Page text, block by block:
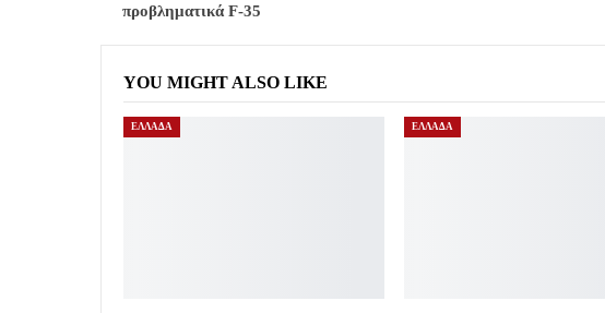
προβληματικά F-35
YOU MIGHT ALSO LIKE
ΕΛΛΑΔΑ ΕΛΛΑΔΑ